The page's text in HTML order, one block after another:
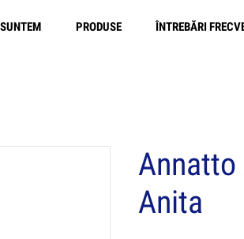
PRODUSE ÎNTREBĂRI
Anita